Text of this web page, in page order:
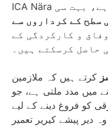
ICA Nära میں کیریر پیشرفت مضبوط ہے، بہت سی
سطح کے کرداروں سے
وفاق و کارکردگی کے
حاصل کرسکتے ہیں۔
کرتے ہیں کہ ملازمین
میں مدد ملتی ہے، جو
کو فروغ دینے کے لیے
دیر پیشے کیریر تعمیر